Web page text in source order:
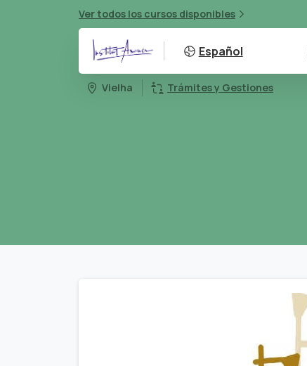
Ver todos los cursos disponibles
Español
Vielha Trámites y Gestiones